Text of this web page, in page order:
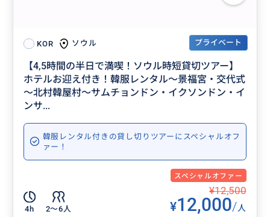
KOR ソウル プライベート
【4,5時間の半日で満喫！ソウル時短貸切ツアー】
ホテルお迎え付き！韓服レンタル～景福宮・交代式
～北村韓屋村～サムチョンドン・イクソンドン・イ
ンサ...
韓服レンタル付きの貸し切りツアーにスペシャルオフ
ァー！
スペシャルオファー
4h 2〜6人
¥12,500
¥12,000/人